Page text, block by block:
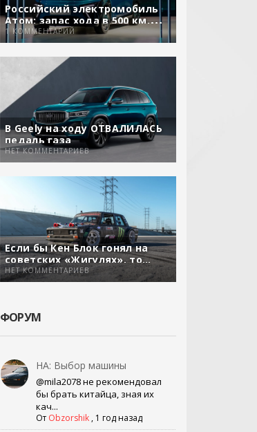
Российский электромобиль
Атом: запас хода в 500 км,
задний привод и свой софт
1 КОММЕНТАРИЙ
В Geely на ходу ОТВАЛИЛАСЬ
педаль газа
НЕТ КОММЕНТАРИЕВ
Если бы Кен Блок гонял на
советских «Жигулях», то…
НЕТ КОММЕНТАРИЕВ
ФОРУМ
НА: Выбор машины
@mila2078 не рекомендовал
бы брать китайца, зная их
кач...
От Obzorshik, 1 год назад